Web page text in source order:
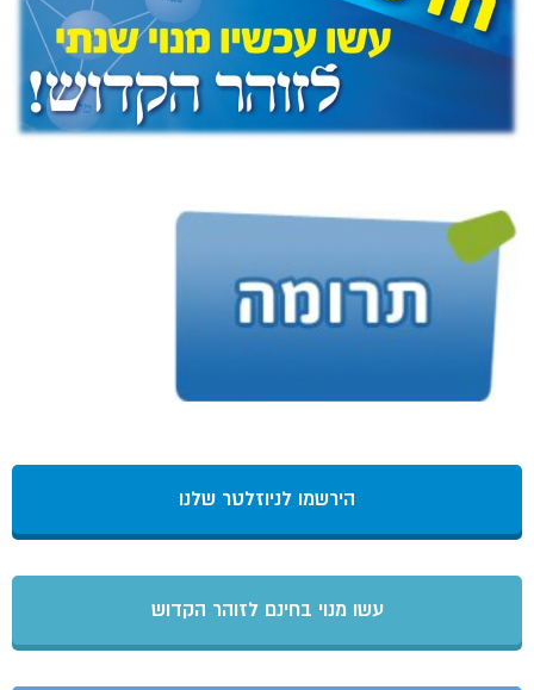
הירשמו לניוזלטר שלנו
עשו מנוי בחינם לזוהר הקדוש